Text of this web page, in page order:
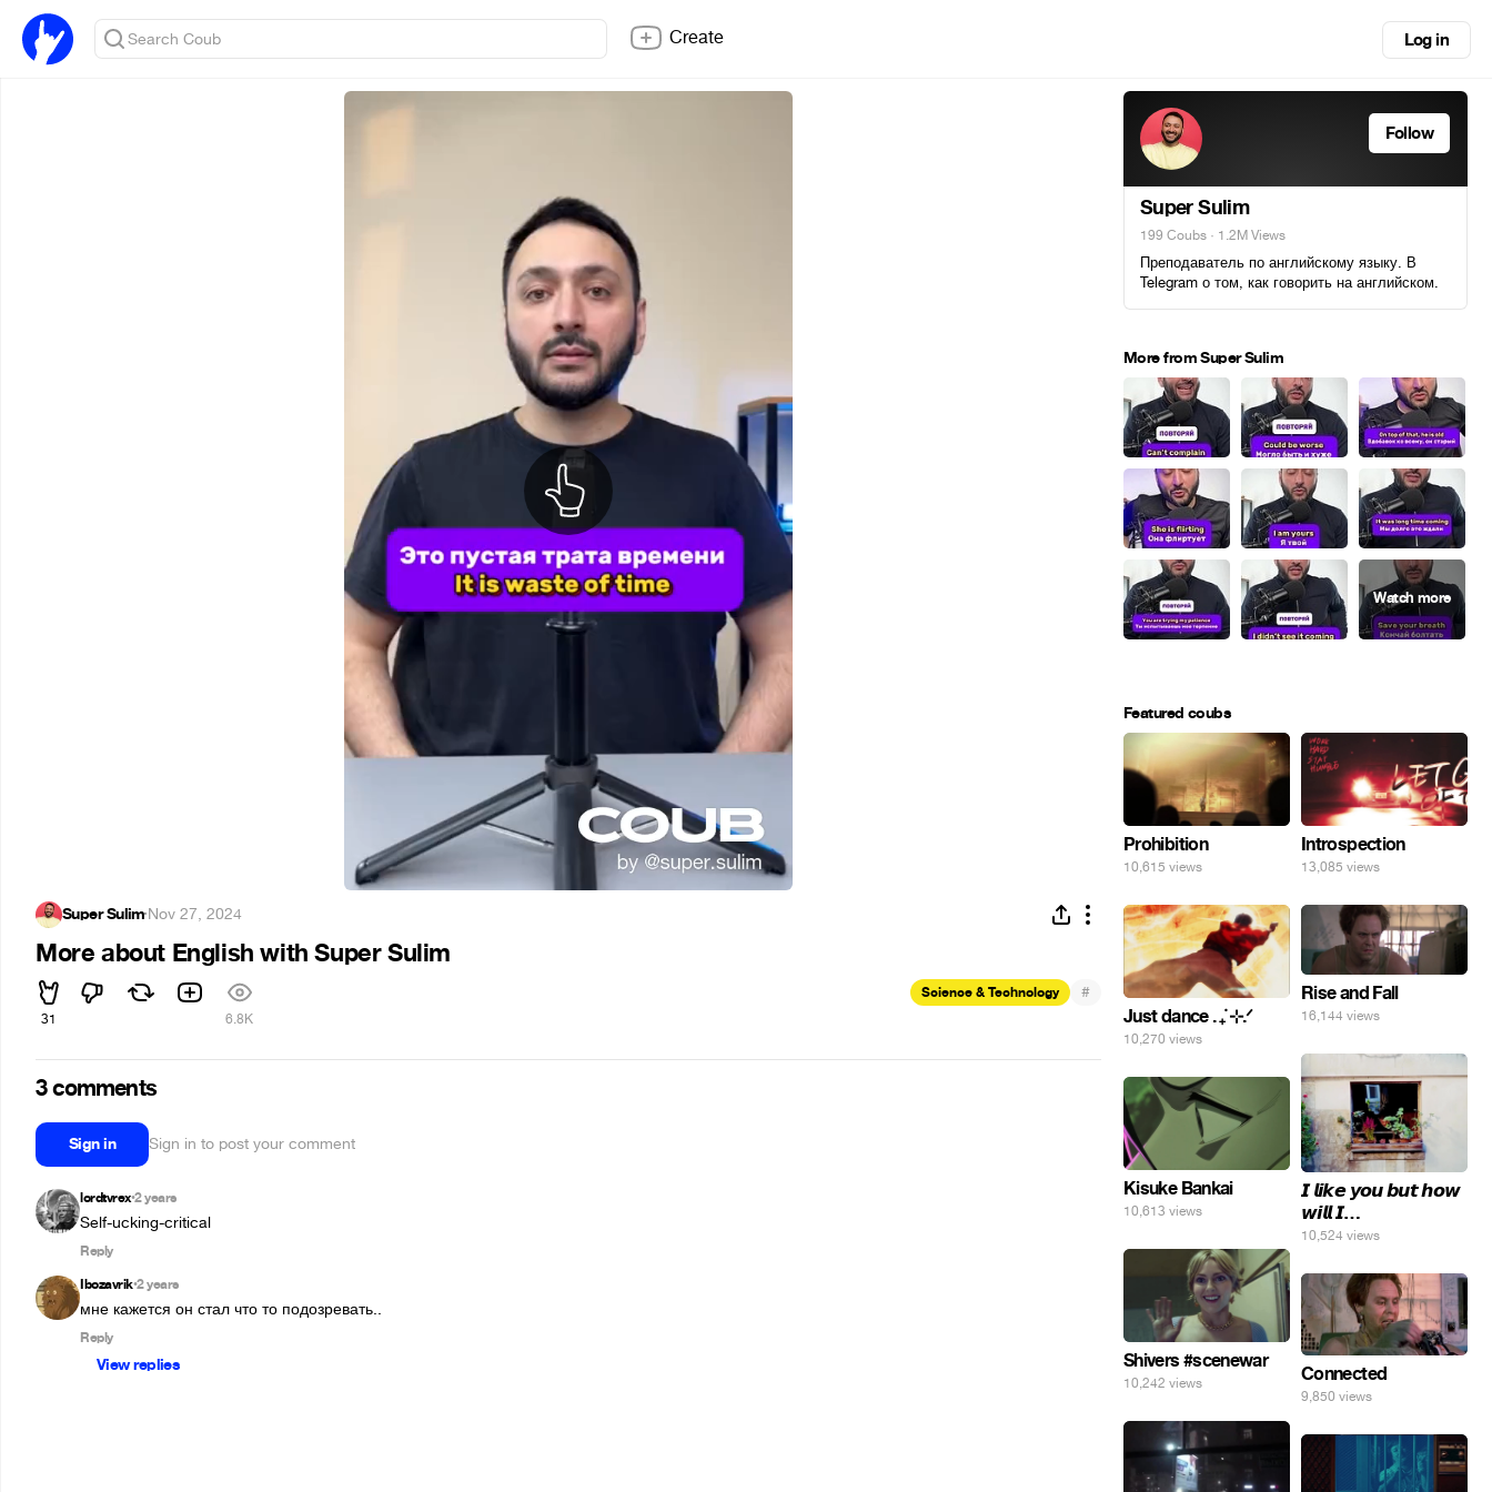
Create Log in
Super Sulim·Nov 27, 2024
More about English with Super Sulim
31 6.8K
Science & Technology #
3 comments
Sign in Sign in to post your comment
lordtvrex•2 years
Self-ucking-critical
Reply
Ibozavrik•2 years
мне кажется он стал что то подозревать..
Reply
View replies
Follow
Super Sulim
199 Coubs · 1.2M Views
Преподаватель по английскому языку. В
Telegram о том, как говорить на английском.
More from Super Sulim
Featured coubs
Prohibition
10,615 views
Introspection
13,085 views
Just dance . ݁₊ ⊹.ᐟ
10,270 views
Rise and Fall
16,144 views
𝙄 𝙡𝙞𝙠𝙚 𝙮𝙤𝙪 𝙗𝙪𝙩 𝙝𝙤𝙬
𝙬𝙞𝙡𝙡 𝙄…
10,524 views
Kisuke Bankai
10,613 views
Shivers #scenewar
10,242 views Connected
9,850 views